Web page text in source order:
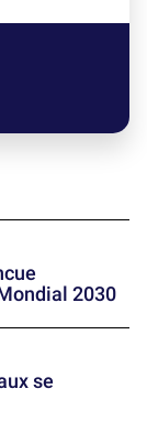
2030
se